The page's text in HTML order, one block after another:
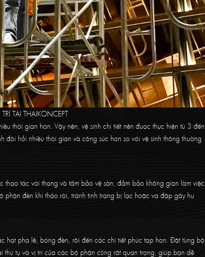
TẠI THAIKONCEPT
thời gian hơn. Vậy nên, vệ sinh chi tiết nên được thực hiện từ 3 đến
hỏi nhiều thời gian và công sức hơn so với vệ sinh thông thường
tác với thang và tấm bảo vệ sàn, đảm bảo không gian làm việc
đèn khi tháo rời, tránh tình trạng bị lạc hoặc va đập gây hư
hạt pha lê, bóng đèn, rồi đến các chi tiết phức tạp hơn. Đặt từng bộ
tự và vị trí của các bộ phận cũng rất quan trọng, giúp bạn dễ